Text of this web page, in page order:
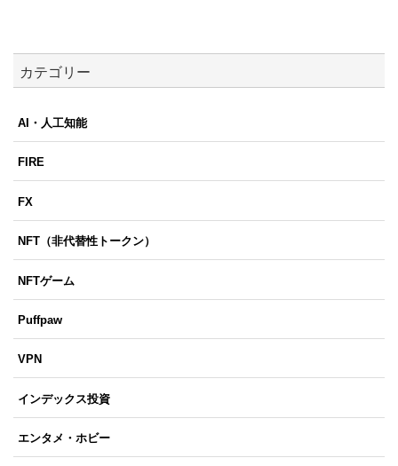
カテゴリー
AI・人工知能
FIRE
FX
NFT（非代替性トークン）
NFTゲーム
Puffpaw
VPN
インデックス投資
エンタメ・ホビー